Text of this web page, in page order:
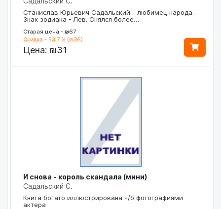
Станислав Юрьевич Садальский - любимец народа.
Знак зодиака - Лев. Снялся более…
Старая цена - ₪67
Скидка - 53.7 % (₪36)
Цена: ₪31
И снова - король скандала (мини)
Садальский С.
Книга богато иллюстрирована ч/б фотографиями
актера